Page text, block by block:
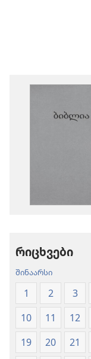
რიცხვები
შინაარსი
1 2 3
10
11 12
19
20 21